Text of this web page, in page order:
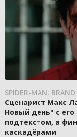
SPIDER-MAN:
Сценарист Макс
Новый день" с
подтекстом, а
каскадёрами